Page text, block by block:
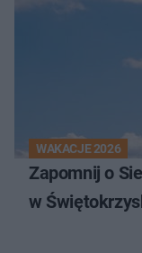
WAKACJE 2026
Zapomnij o
w